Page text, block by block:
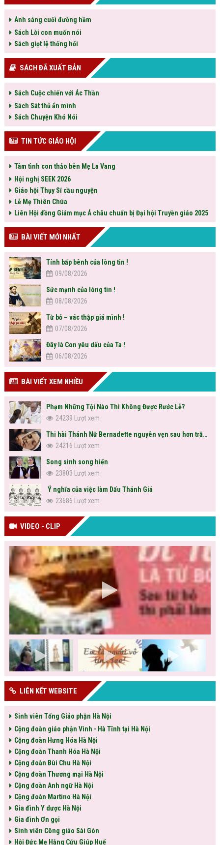
Ánh sáng cuối đường hầm
Sách Lời con muốn nói
Sách giọt lệ thống hối
SÁCH ĐÃ XUẤT BẢN
Sách Cuộc chiến với Ác Thần
Sách Sát thủ ẩn mình
Sách Chuyện Khó Nói
TIN TỨC GIÁO HỘI
Tâm tình con thảo bên Mẹ La Vang
Hội nghị SEEK 2026
Giáo hội Thụy Sĩ cầu nguyện
Lễ Mẹ Thiên Chúa
Liên Hội đồng Giám mục Á châu chuẩn bị Đại hội Truyền giáo 2025
BÀI VIẾT MỚI NHẤT
Tính bấp bênh của lòng tin !
09/08/2026
Sức mạnh của lòng tin !
08/08/2026
Từ bỏ – vác thập giá mình !
07/08/2026
Đây là Con yêu dấu của Ta !
06/08/2026
BÀI VIẾT XEM NHIỀU
Phạm Những Tội Nào Thì Không Được Rước Lễ?
24239 Lượt xem
Thi hài Thánh Nữ Bernadette nguyên vẹn sau hơn trăm năm
24216 Lượt xem
Song sinh song hiến
23803 Lượt xem
Ý nghĩa của việc làm Dấu Thánh Giá
23686 Lượt xem
VIDEO - CLIP
LIÊN KẾT WEBSITE
Sinh viên Tổng Giáo phận Hà Nội
Cộng đoàn giáo phận Vinh - Hà Tĩnh tại Hà Nội
Cộng đoàn Hưng Hóa Hà Nội
Cộng đoàn Thanh Hóa Hà Nội
Cộng đoàn Bùi Chu Hà Nội
Cộng đoàn Thương mại Hà Nội
Cộng đoàn Anh ngữ Hà Nội
Cộng đoàn Martino Hà Nội
Gia đình Y dược Hà Nội
Gia đình Ơn gọi
Sinh viên Công giáo Sài Gòn
Hội Đức Mẹ Hằng Cứu Giúp Huế